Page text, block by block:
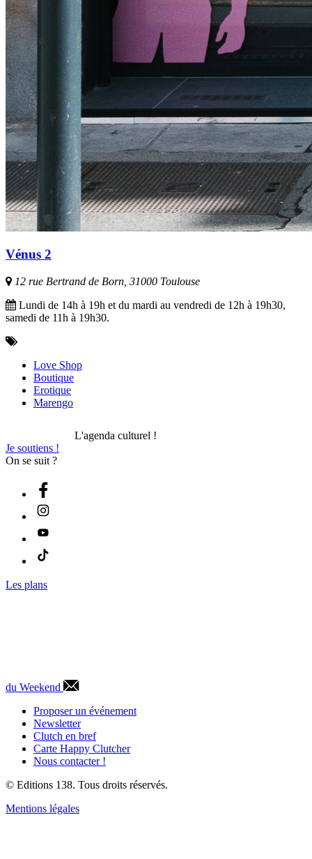
Vénus 2
12 rue Bertrand de Born, 31000 Toulouse
Lundi de 14h à 19h et du mardi au vendredi de 12h à 19h30,
samedi de 11h à 19h30.
Love Shop
Boutique
Erotique
Marengo
L'agenda culturel !
Je soutiens !
On se suit ?
Les plans
du Weekend
Proposer un événement
Newsletter
Clutch en bref
Carte Happy Clutcher
Nous contacter !
© Editions 138. Tous droits réservés.
Mentions légales